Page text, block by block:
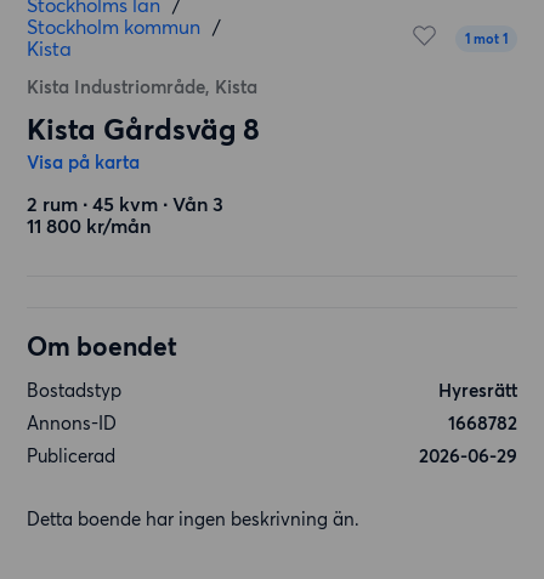
Stockholms län /
Stockholm kommun /
Kista
Kista Industriområde, Kista
1 mot 1
Kista Gårdsväg 8
Visa på karta
2 rum ∙ 45 kvm ∙ Vån 3
11 800 kr/mån
Om boendet
Bostadstyp
Hyresrätt
Annons-ID
1668782
Publicerad
2026-06-29
Detta boende har ingen beskrivning än.